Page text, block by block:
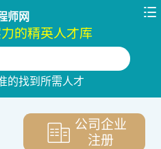
师网 
的精英人才库
的找到所需人才
拉刷新
公司企业
注册